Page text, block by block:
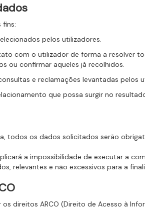
fins:
pelos utilizadores.
com o utilizador de forma a resolver
ou confirmar aqueles já recolhidos.
e reclamações levantadas pelos
que possa surgir no
todos os dados solicitados serão
a impossibilidade de executar a
relevantes e não excessivos para a
direitos ARCO (Direito de Acesso à